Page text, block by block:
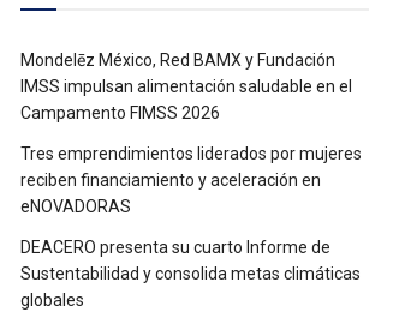
Mondelēz México, Red BAMX y Fundación
IMSS impulsan alimentación saludable en el
Campamento FIMSS 2026
Tres emprendimientos liderados por mujeres
reciben financiamiento y aceleración en
eNOVADORAS
DEACERO presenta su cuarto Informe de
Sustentabilidad y consolida metas climáticas
globales